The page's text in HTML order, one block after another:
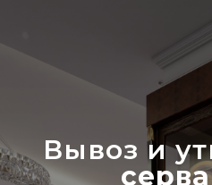
Вывоз и